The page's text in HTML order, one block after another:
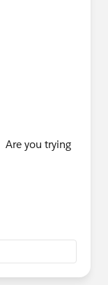
Are you trying